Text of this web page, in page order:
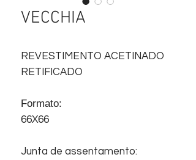
VECCHIA
REVESTIMENTO ACETINADO
RETIFICADO
Formato:
66X66
Junta de assentamento: